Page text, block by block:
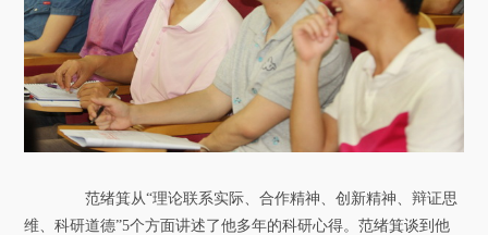
范绪箕从“理论联系实际、合作精神、创新精神、辩证思
维、科研道德”5个方面讲述了他多年的科研心得。范绪箕谈到他